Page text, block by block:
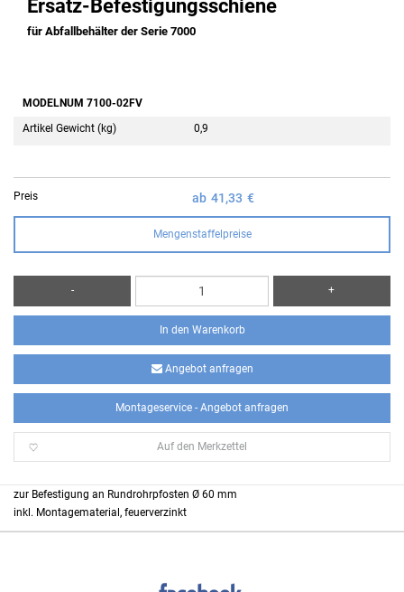
Ersatz-Befestigungsschiene
für Abfallbehälter der Serie 7000
MODELNUM 7100-02FV
Artikel Gewicht (kg)
0,9
Preis ab 41,33 €
Mengenstaffelpreise
- +
In den Warenkorb
Angebot anfragen
Montageservice - Angebot anfragen
Auf den Merkzettel
zur Befestigung an Rundrohrpfosten Ø 60 mm
inkl. Montagematerial, feuerverzinkt